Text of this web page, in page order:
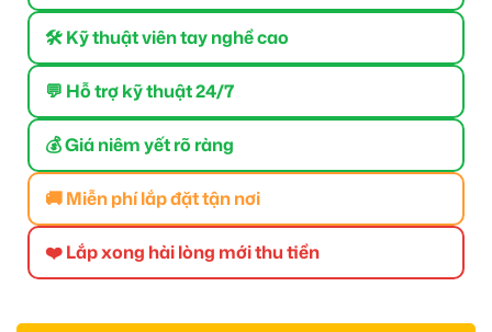
🛠 Kỹ thuật viên tay nghề cao
💬 Hỗ trợ kỹ thuật 24/7
💰 Giá niêm yết rõ ràng
🚚 Miễn phí lắp đặt tận nơi
❤️ Lắp xong hài lòng mới thu tiền